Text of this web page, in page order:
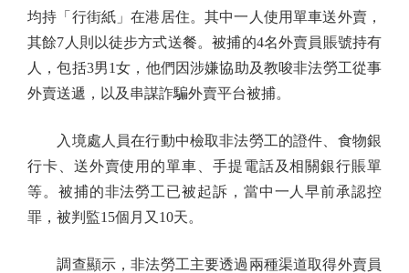
均持「行街紙」在港居住。其中一人使用單車送外賣，
其餘7人則以徒步方式送餐。被捕的4名外賣員賬號持有
人，包括3男1女，他們因涉嫌協助及教唆非法勞工從事
外賣送遞，以及串謀詐騙外賣平台被捕。
入境處人員在行動中檢取非法勞工的證件、食物銀
行卡、送外賣使用的單車、手提電話及相關銀行賬單
等。被捕的非法勞工已被起訴，當中一人早前承認控
罪，被判監15個月又10天。
調查顯示，非法勞工主要透過兩種渠道取得外賣員